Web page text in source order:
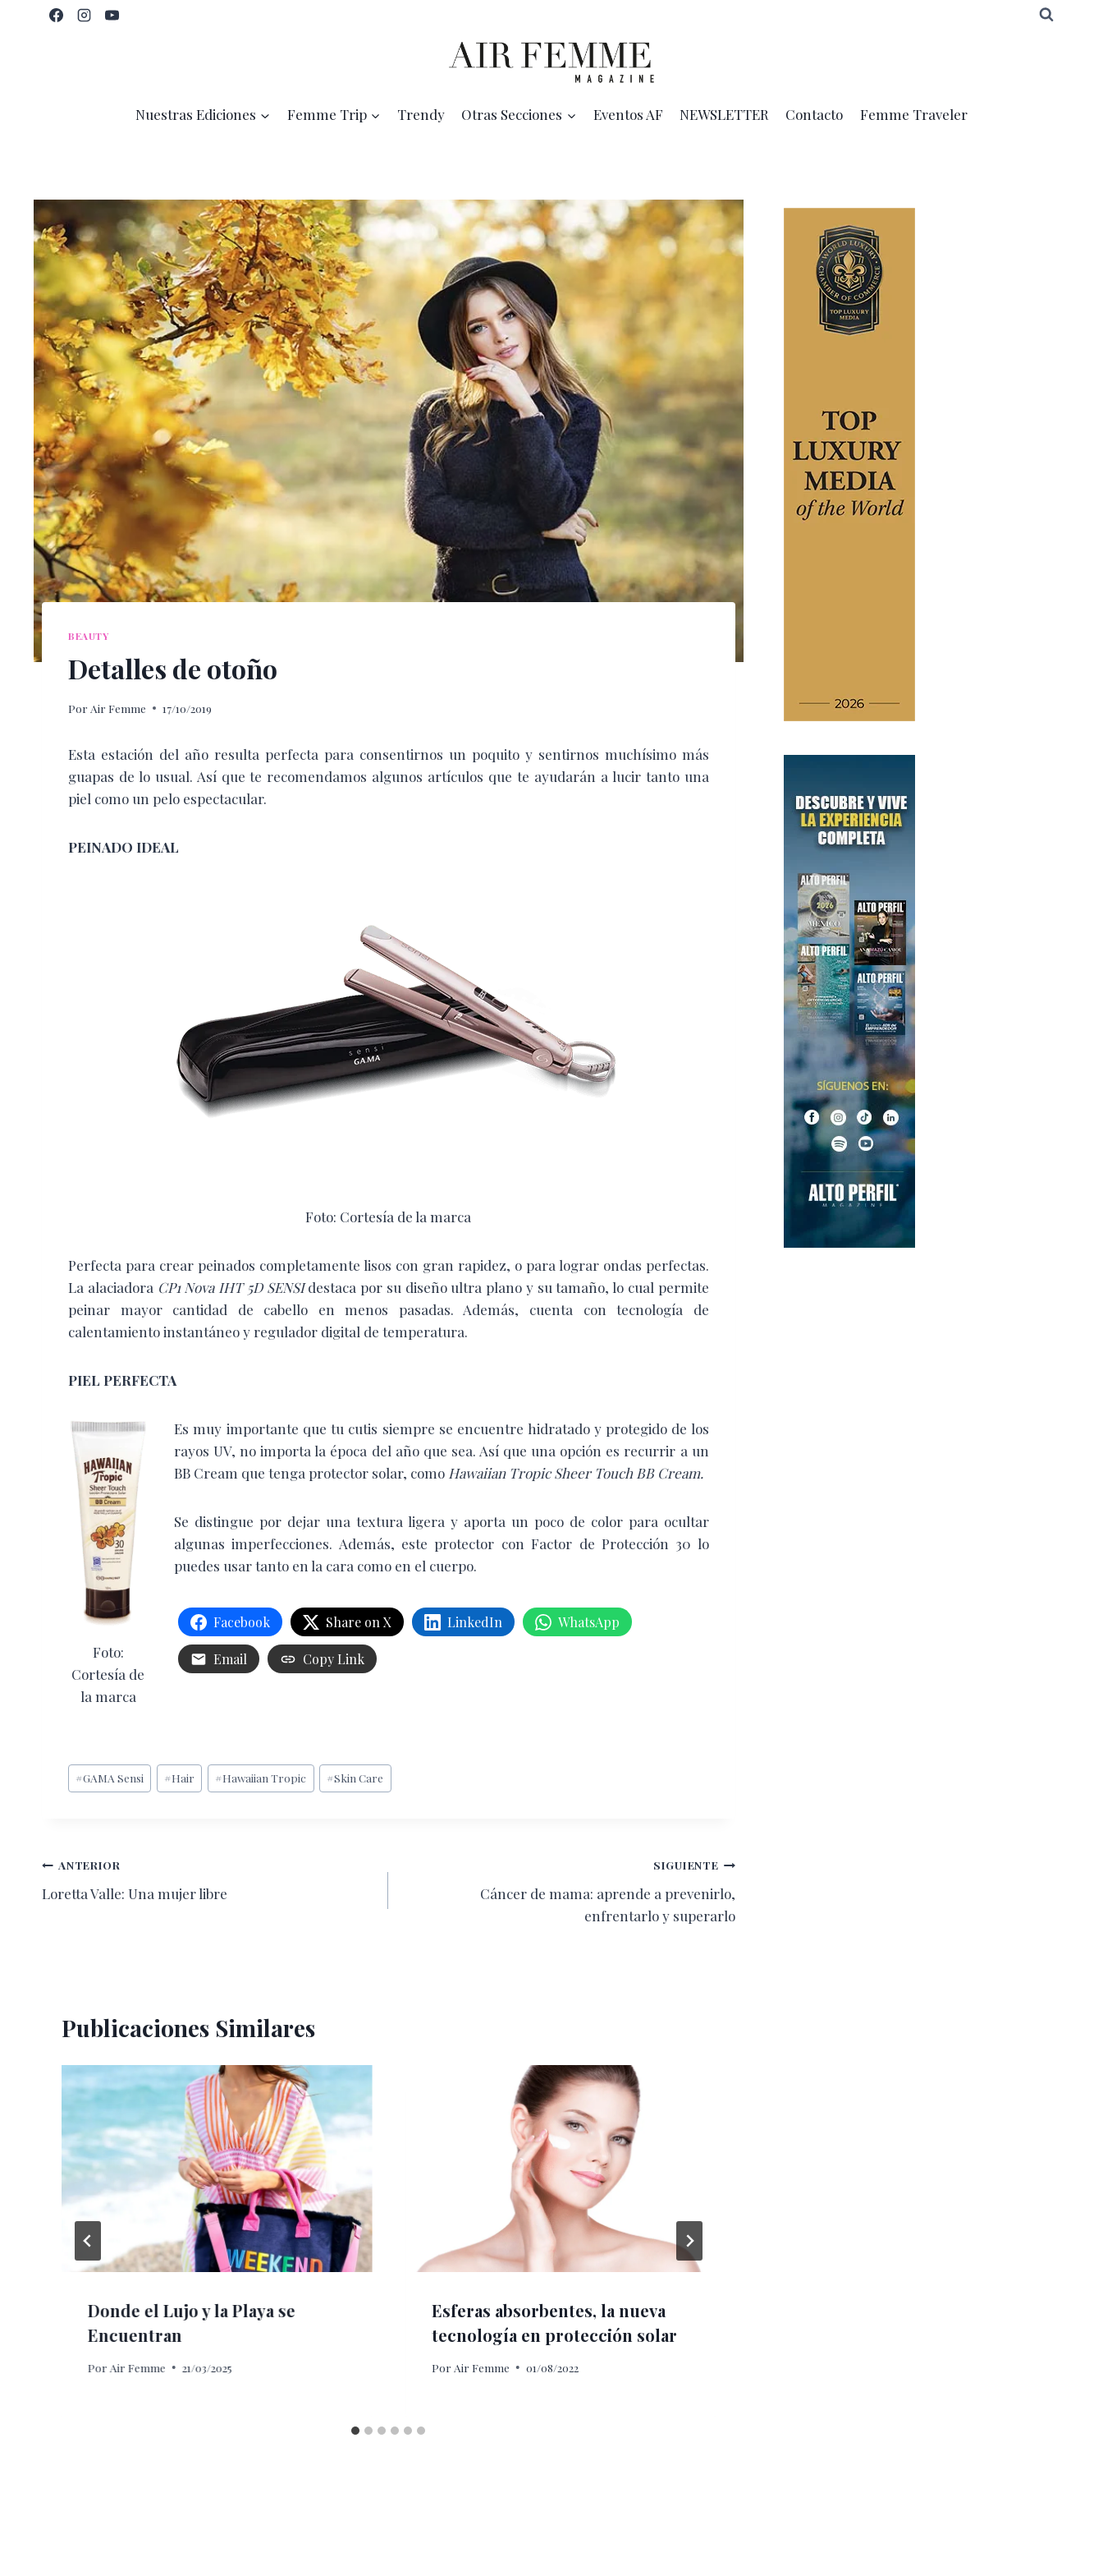
Nuestras Ediciones Femme Trip Trendy Otras Secciones Eventos AF NEWSLETTER Contacto Femme Traveler
BEAUTY
Detalles de otoño
Por Air Femme 17/10/2019
Esta estación del año resulta perfecta para consentirnos un poquito y sentirnos muchísimo más
guapas de lo usual. Así que te recomendamos algunos artículos que te ayudarán a lucir tanto una
piel como un pelo espectacular.
PEINADO IDEAL
Foto: Cortesía de la marca
Perfecta para crear peinados completamente lisos con gran rapidez, o para lograr ondas perfectas.
La alaciadora CP1 Nova IHT 5D SENSIdestaca por su diseño ultra plano y su tamaño, lo cual permite
peinar mayor cantidad de cabello en menos pasadas. Además, cuenta con tecnología de
calentamiento instantáneo y regulador digital de temperatura.
PIEL PERFECTA
Foto:
Cortesía de
la marca
Es muy importante que tu cutis siempre se encuentre hidratado y protegido de los
rayos UV, no importa la época del año que sea. Así que una opción es recurrir a un
BB Cream que tenga protector solar, como Hawaiian Tropic Sheer Touch BB Cream.
Se distingue por dejar una textura ligera y aporta un poco de color para ocultar
algunas imperfecciones. Además, este protector con Factor de Protección 30 lo
puedes usar tanto en la cara como en el cuerpo.
Facebook Share on X LinkedIn WhatsApp
Email Copy Link
Etiquetas
de
#GAMA Sensi #Hair #Hawaiian Tropic #Skin Care
Navegación
de
ANTERIOR
Loretta Valle: Una mujer libre
SIGUIENTE
Cáncer de mama: aprende a prevenirlo,
enfrentarlo y superarlo
Publicaciones Similares
Donde el Lujo y la Playa se
Encuentran
Por Air Femme 21/03/2025
Esferas absorbentes, la nueva
tecnología en protección solar
Por Air Femme 01/08/2022